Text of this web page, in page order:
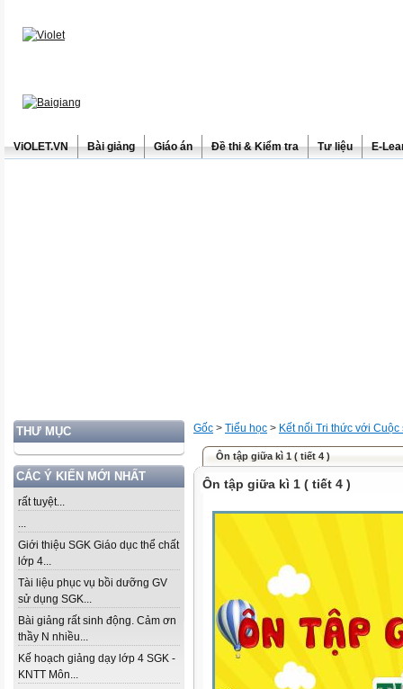
ViOLET.VN Bài giảng Giáo án Đề thi & Kiểm tra Tư liệu E-
THƯ MỤC
CÁC Ý KIẾN MỚI NHẤT
rất tuyệt...
...
Giới thiệu SGK Giáo dục thể chất
lớp 4...
Tài liệu phục vụ bồi dưỡng GV
sử dụng SGK...
Bài giảng rất sinh động. Cảm ơn
thầy N nhiều...
Kế hoạch giảng dạy lớp 4 SGK -
KNTT Môn...
Gốc > Tiểu học > Kết nối Tri thức với Cuộc
Ôn tập giữa kì 1 ( tiết 4 )
Ôn tập giữa kì 1 ( tiết 4 )